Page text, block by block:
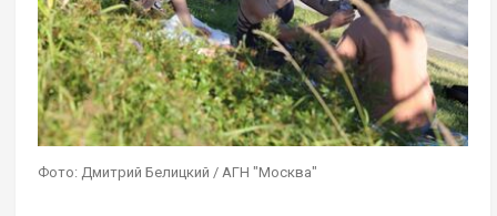
Фото: Дмитрий Белицкий / АГН "Москва"